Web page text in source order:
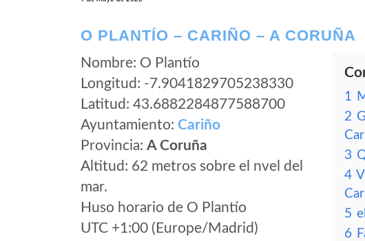
O PLANTÍO – CARIÑO – A CORUÑA
Nombre: O Plantío
Longitud: -7.9041829705238330
Latitud: 43.6882284877588700
Ayuntamiento: Cariño
Provincia: A Coruña
Altitud: 62 metros sobre el nvel del
mar.
Huso horario de O Plantío
UTC +1:00 (Europe/Madrid)
1
2
3
4
5
6